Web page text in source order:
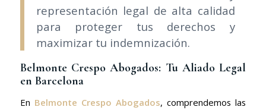
representación legal de alta calidad
para proteger tus derechos y
maximizar tu indemnización.
Belmonte Crespo Abogados: Tu Aliado Legal
en Barcelona
En Belmonte Crespo Abogados, comprendemos las